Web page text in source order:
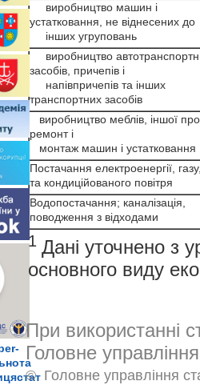
виробництво машин і
устатковання, не віднесених до
інших угруповань
виробництво
засобів, причепів і
напівпричепів та інших
транспортних засобів
виробництво меблів, іншої
ремонт і
монтаж машин і устатковання
Постачання електроенергії,
та кондиційованого повітря
Водопостачання; каналізація,
поводження з відходами
1 Дані уточнено з
основного виду
При використанні
Головне
© Головне управління